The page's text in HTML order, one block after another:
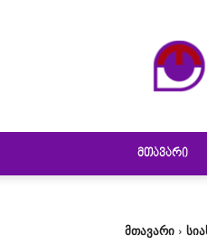
ᲛᲗᲐᲕᲐᲠᲘ
მთავარი